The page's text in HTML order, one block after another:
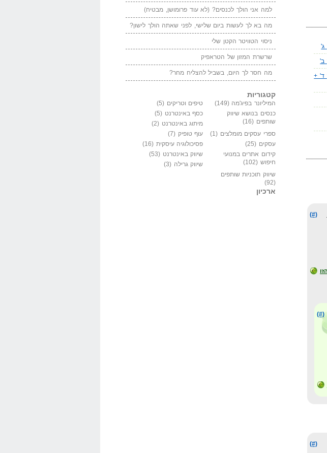
ג'
ב'
ד' +
(#)
(#)
(#)
למה אני הולך לכנסים? (לא עוד פרומושן, מבטיח)
מה בא לך לעשות ביום שלישי, לפני שאתה הולך לישון?
ניסוי הטוויטר הקטן שלי
שרשרת המזון של הטראפיק
מה חסר לך היום, בשביל להצליח מחר?
קטגוריות
המיליונר בפיג'מה (149) טיפים וטריקים (5)
כנסים בנושא שיווק
שותפים (16)
כסף באינטרנט (5)
מיתוג באינטרנט (2)
ספרי עסקים מומלצים (1) עוף טופיק (7)
עסקים (25) פסיכולוגיה עיסקית (16)
קידום אתרים במנועי
חיפוש (102)
שיווק באינטרנט (53)
שיווק גרילה (3)
שיווק תוכניות שותפים
(92)
ארכיון